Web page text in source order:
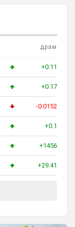
драм
+0.11
+0.17
-0.0152
+0.1
+1456
+29.41